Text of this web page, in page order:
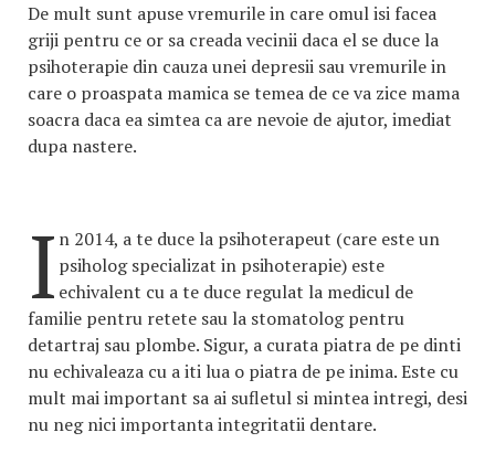
De mult sunt apuse vremurile in care omul isi facea
griji pentru ce or sa creada vecinii daca el se duce la
psihoterapie din cauza unei depresii sau vremurile in
care o proaspata mamica se temea de ce va zice mama
soacra daca ea simtea ca are nevoie de ajutor, imediat
dupa nastere.
I n 2014, a te duce la psihoterapeut (care este un
psiholog specializat in psihoterapie) este
echivalent cu a te duce regulat la medicul de
familie pentru retete sau la stomatolog pentru
detartraj sau plombe. Sigur, a curata piatra de pe dinti
nu echivaleaza cu a iti lua o piatra de pe inima. Este cu
mult mai important sa ai sufletul si mintea intregi, desi
nu neg nici importanta integritatii dentare.